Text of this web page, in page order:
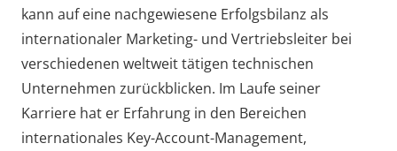
kann auf eine nachgewiesene Erfolgsbilanz als
internationaler Marketing- und Vertriebsleiter bei
verschiedenen weltweit tätigen technischen
Unternehmen zurückblicken. Im Laufe seiner
Karriere hat er Erfahrung in den Bereichen
internationales Key-Account-Management,